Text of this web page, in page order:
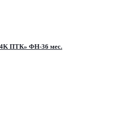
ПТК» ФН-36 мес.